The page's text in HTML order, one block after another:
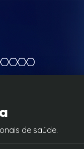
de saúde.